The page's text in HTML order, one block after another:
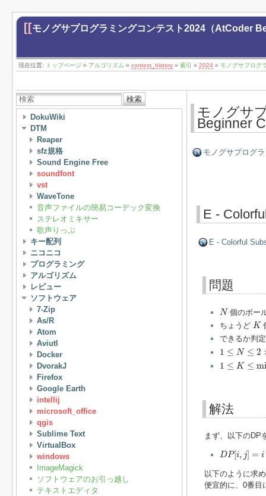
[[モノグサプログラミングコンテスト2024（AtCoder
現在位置: トップページ » アルゴリズム » contest_history » 索引 » 2024 » モノグサプログ
検索
DokuWiki
DTM
Reaper
sfz規格
Sound Engine Free
soundfont
vst
WaveTone
音声ファイルの簡易コーデック変換
ステレオミキサー
歌声りっぷ
キー配列
ニコニコ
プログラミング
アルゴリズム
レビュー
ソフトウェア
7-Zip
As/R
Atom
Aviutl
Docker
DvorakJ
Firefox
Google Earth
intellij
microsoft_office
qgis
Sublime Text
VirtualBox
windows
ImageMagick
ソフトウェアのお引っ越し
テキストエディタ
モノグサ
Beginner
モノグサプログ
E -
E - Colorful
問題
N
N 個のボー
ちょうど K
K
できるか判
1 ≤ N ≤ 2
1 N ≤2 105
1 ≤ K ≤
1 K ≤min ,
解法
まず、以下のDP
DP[i, j] = i
DP[i,j =i
以下のように求
便宜的に、0番目